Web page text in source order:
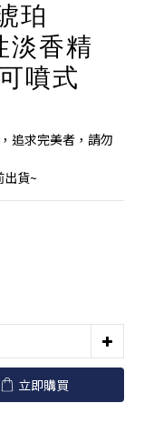
珀
香精
噴式
追求完美者，請勿
貨~
立即購買